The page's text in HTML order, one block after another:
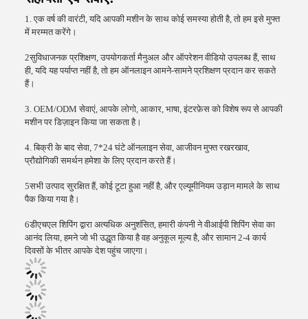
1. एक वर्ष की वारंटी, यदि आपकी मशीन के साथ कोई समस्या होती है, तो हम इसे मुफ्त
में मरम्मत करेंगे।
2सुविधाजनक प्रशिक्षण, उपयोगकर्ता मैनुअल और ऑपरेशन वीडियो उपलब्ध हैं, साथ
ही, यदि यह पर्याप्त नहीं है, तो हम ऑनलाइन आमने-सामने प्रशिक्षण प्रदान कर सकते
हैं।
3. OEM/ODM सेवाएं, आपके लोगो, आकार, भाषा, इंटरफ़ेस को विशेष रूप से आपकी
मशीन पर डिज़ाइन किया जा सकता है।
4. बिक्री के बाद सेवा, 7*24 घंटे ऑनलाइन सेवा, आजीवन मुफ्त रखरखाव,
प्रौद्योगिकी समर्थन हमेशा के लिए प्रदान करते हैं।
5सभी उत्पाद सुरक्षित हैं, कोई टूटा हुआ नहीं है, और एल्यूमीनियम उड़ान मामले के साथ
पैक किया गया है।
6डीएचएल शिपिंग द्वारा अत्यधिक अनुशंसित, हमारी कंपनी ने वीआईपी शिपिंग सेवा का
आनंद लिया, हमने जो भी उद्धृत किया है वह अनुकूल मूल्य है, और सामान 2-4 कार्य
दिवसों के भीतर आपके देश पहुंच जाएगा।